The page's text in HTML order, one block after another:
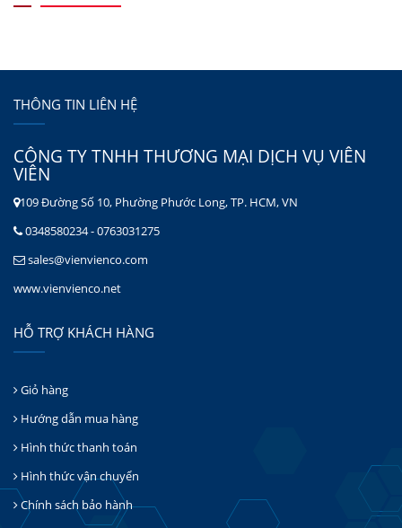
THÔNG TIN LIÊN HỆ
CÔNG TY TNHH THƯƠNG MẠI DỊCH VỤ VIÊN
VIÊN
109 Đường Số 10, Phường Phước Long, TP. HCM, VN
0348580234 - 0763031275
sales@vienvienco.com
www.vienvienco.net
HỖ TRỢ KHÁCH HÀNG
Giỏ hàng
Hướng dẫn mua hàng
Hình thức thanh toán
Hình thức vận chuyển
Chính sách bảo hành